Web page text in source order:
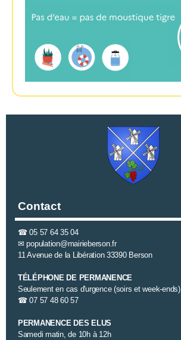
Contact
☎05 57 64 35 04
✉population@mairieberson.fr
11 Avenue de la Libération 33390 Berson
TÉLÉPHONE DE PERMANENCE
Seulement en cas d'urgence (soirs et week-ends)
☎07 57 48 60 57
PERMANENCE DES ELUS
Samedi matin, de 10h à 12h